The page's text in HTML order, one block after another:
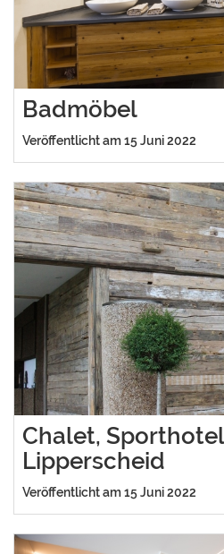
Badmöbel
Veröffentlicht am 15 Juni 2022
Chalet,
Lipperscheid
Veröffentlicht am 15 Juni 2022